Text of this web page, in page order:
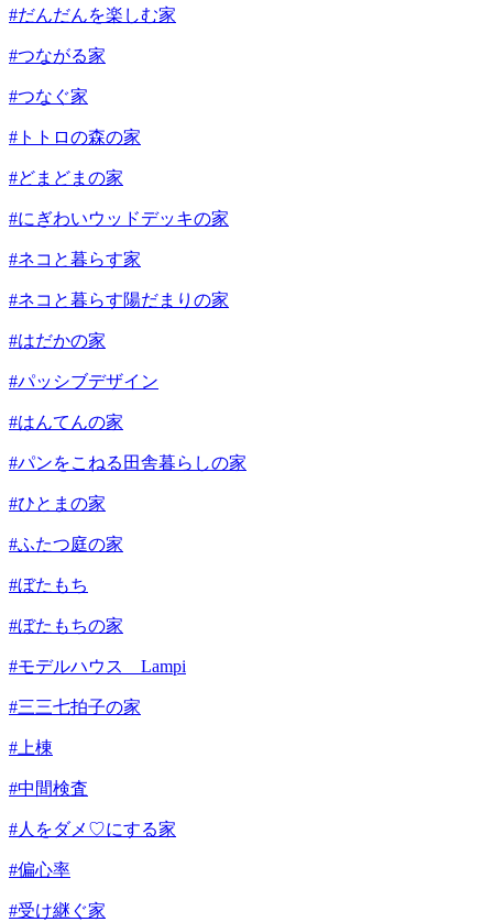
#だんだんを楽しむ家
#つながる家
#つなぐ家
#トトロの森の家
#どまどまの家
#にぎわいウッドデッキの家
#ネコと暮らす家
#ネコと暮らす陽だまりの家
#はだかの家
#パッシブデザイン
#はんてんの家
#パンをこねる田舎暮らしの家
#ひとまの家
#ふたつ庭の家
#ぼたもち
#ぼたもちの家
#モデルハウス Lampi
#三三七拍子の家
#上棟
#中間検査
#人をダメ♡にする家
#偏心率
#受け継ぐ家